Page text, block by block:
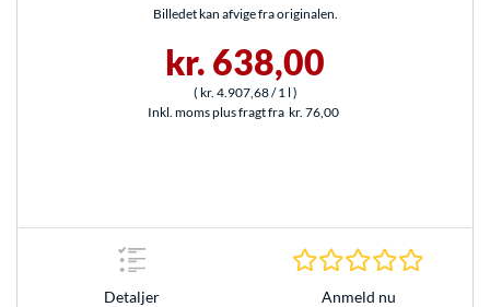
Billedet kan afvige fra originalen.
kr. 638,00
( kr. 4.907,68/ 1 l )
Inkl. moms plus fragt fra kr. 76,00
Detaljer Anmeld nu